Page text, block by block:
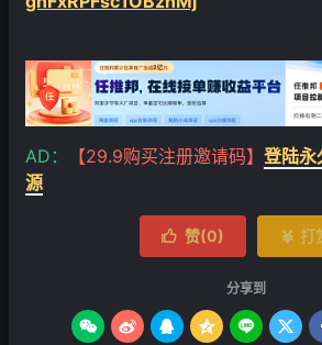
AD： 【29.9购买注册邀请码】 登陆永
源
 赞(0)  打
分享到
     